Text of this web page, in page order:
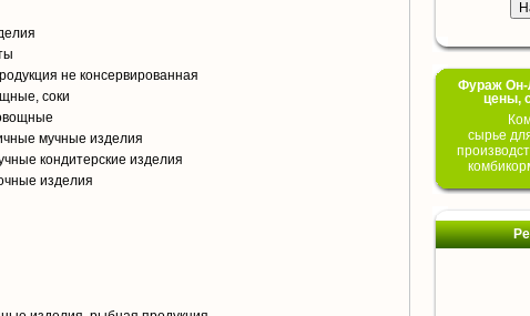
не консервированная
соки
мучные изделия
кондитерские изделия
изделия
Фураж Он-
цены,
сырье